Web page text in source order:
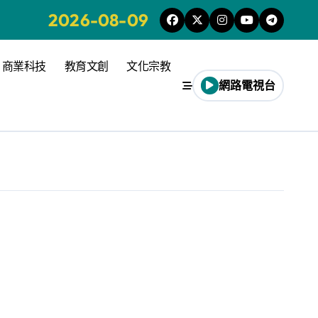
2026-08-09
商業科技 教育文創
文化宗教
網路電視台